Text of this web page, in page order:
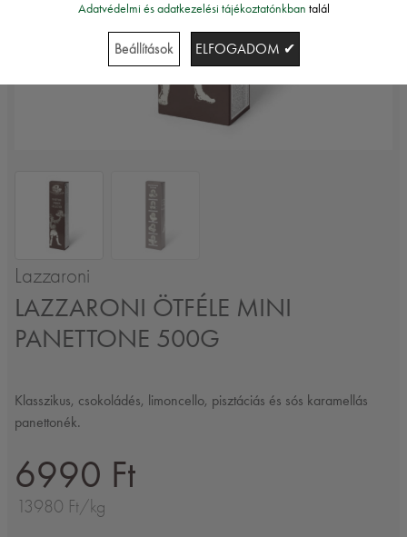
Lazzaroni
LAZZARONI ÖTFÉLE MINI
PANETTONE 500G
Klasszikus, csokoládés, limoncello, pisztáciás és sós karamellás
panettonék.
6990 Ft
13980 Ft/kg
Adatvédelmi és adatkezelési tájékoztatónkban talál
Beállítások ELFOGADOM ✔